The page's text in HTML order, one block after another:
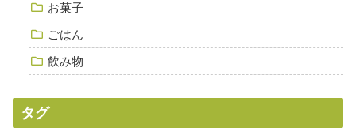
お菓子
ごはん
飲み物
タグ